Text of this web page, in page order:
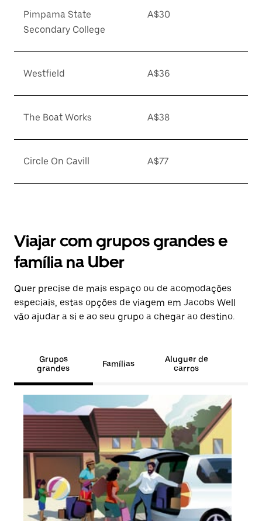
Pimpama State
Secondary College
A$30
Westfield A$36
The Boat Works A$38
Circle On Cavill A$77
Viajar com grupos grandes e
família na Uber
Quer precise de mais espaço ou de acomodações
especiais, estas opções de viagem em Jacobs Well
vão ajudar a si e ao seu grupo a chegar ao destino.
Grupos
grandes
Famílias
Aluguer de
carros